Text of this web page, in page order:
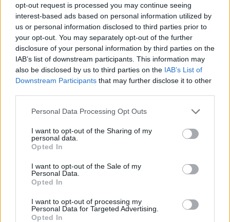
opt-out request is processed you may continue seeing
interest-based ads based on personal information utilized by
us or personal information disclosed to third parties prior to
your opt-out. You may separately opt-out of the further
disclosure of your personal information by third parties on the
IAB’s list of downstream participants. This information may
also be disclosed by us to third parties on the IAB’s List of
Downstream Participants that may further disclose it to other
Please note that this website/app uses one or more Google
not limited to your visit or usage behaviour. You may click to
grant or deny consent to Google and its third-party tags to
use your data for below specified purposes in below Google
consent section.
Personal Data Processing Opt Outs
I want to opt-out of the Sharing of my
personal data.
Opted In
I want to opt-out of the Sale of my
Personal Data.
Opted In
I want to opt-out of processing my
Personal Data for Targeted Advertising.
Opted In
AUTOR
Staff